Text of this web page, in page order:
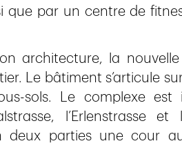
que par un centre de
architecture, la
Le bâtiment s’articule
sols. Le complexe est
l’Erlenstrasse et
deux parties une cour